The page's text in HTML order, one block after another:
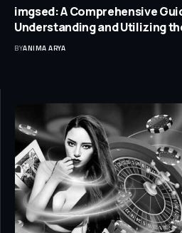
imgsed: A Comprehensive
Understanding and Utilizing
BYANIMA ARYA